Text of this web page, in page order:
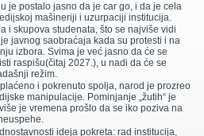
je postalo jasno da je car go, i da je cela
mašineriji i uzurpaciji institucija.
i skupova studenata, što se najviše vidi
javnog saobraćaja kada su protesti i na
izbora. Svima je već jasno da će se
raspišu(čitaj 2027.), u nadi da će se
režim.
i pokrenuto spolja, narod je prozreo
manipulacije. Pominjanje „žutih“ je
je vremena prošlo da se iko poziva na
ideja pokreta: rad institucija,